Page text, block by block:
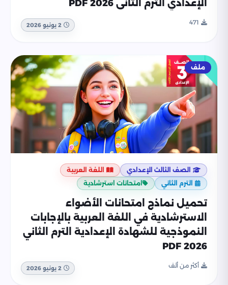
الإعدادي الترم الثاني 2026 PDF
471 2 يونيو 2026
ملف
الصف الثالث الإعدادي
اللغة العربية
الترم الثاني
امتحانات استرشادية
تحميل نماذج امتحانات الأضواء
الاسترشادية في اللغة العربية بالإجابات
النموذجية للشهادة الإعدادية الترم الثاني
2026 PDF
أكثر من ألف 2 يونيو 2026